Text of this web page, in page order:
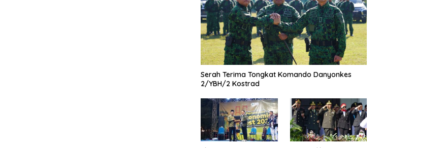
Serah Terima Tongkat Komando Danyonkes
2/YBH/2 Kostrad